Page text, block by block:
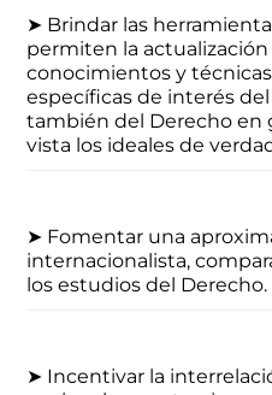
➤ Brindar las
permiten la
conocimientos y
específicas de interés
también del Derecho en
vista los ideales de
➤ Fomentar una
internacionalista,
los estudios del Derecho.
➤ Incentivar la